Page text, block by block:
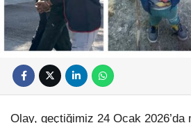
Olay, geçtiğimiz 24 Ocak 2026’da